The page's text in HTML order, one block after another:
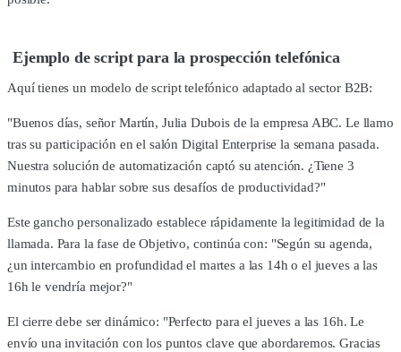
Ejemplo de script para la prospección telefónica
Aquí tienes un modelo de script telefónico adaptado al sector B2B:
"Buenos días, señor Martín, Julia Dubois de la empresa ABC. Le llamo
tras su participación en el salón Digital Enterprise la semana pasada.
Nuestra solución de automatización captó su atención. ¿Tiene 3
minutos para hablar sobre sus desafíos de productividad?"
Este gancho personalizado establece rápidamente la legitimidad de la
llamada. Para la fase de Objetivo, continúa con: "Según su agenda,
¿un intercambio en profundidad el martes a las 14h o el jueves a las
16h le vendría mejor?"
El cierre debe ser dinámico: "Perfecto para el jueves a las 16h. Le
envío una invitación con los puntos clave que abordaremos. Gracias